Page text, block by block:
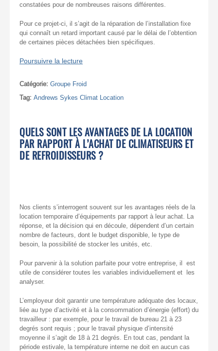
constatées pour de nombreuses raisons différentes.
Pour ce projet-ci, il s’agit de la réparation de l’installation fixe
qui connaît un retard important causé par le délai de l’obtention
de certaines pièces détachées bien spécifiques.
Poursuivre la lecture
Catégorie: Groupe Froid
Tag: Andrews Sykes Climat Location
QUELS SONT LES AVANTAGES DE LA LOCATION
PAR RAPPORT À L’ACHAT DE CLIMATISEURS ET
DE REFROIDISSEURS ?
Nos clients s’interrogent souvent sur les avantages réels de la
location temporaire d’équipements par rapport à leur achat. La
réponse, et la décision qui en découle, dépendent d’un certain
nombre de facteurs, dont le budget disponible, le type de
besoin, la possibilité de stocker les unités, etc.
Pour parvenir à la solution parfaite pour votre entreprise, il est
utile de considérer toutes les variables individuellement et les
analyser.
L’employeur doit garantir une température adéquate des locaux,
liée au type d’activité et à la consommation d’énergie (effort) du
travailleur : par exemple, pour le travail de bureau 21 à 23
degrés sont requis ; pour le travail physique d’intensité
moyenne il s’agit de 18 à 21 degrés. En tout cas, pendant la
période estivale, la température interne ne doit en aucun cas